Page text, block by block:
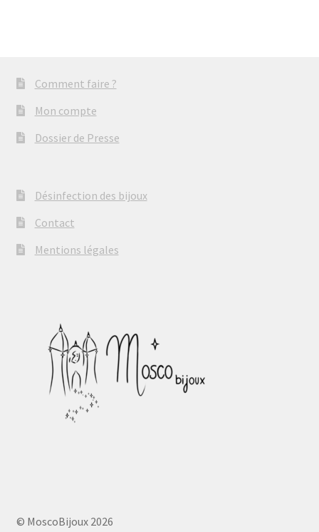
Comment faire ?
Mon compte
Dossier de Presse
Désinfection des bijoux
Contact
Mentions légales
© MoscoBijoux 2026